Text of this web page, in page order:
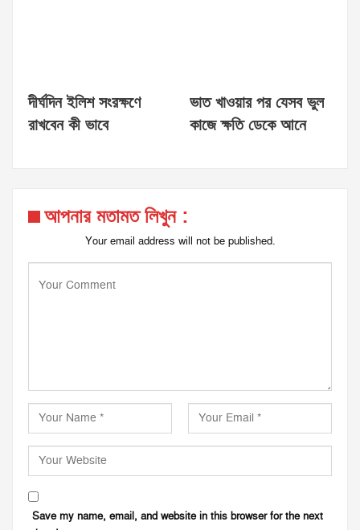
দীর্ঘদিন ইলিশ সংরক্ষণে
রাখবেন কী ভাবে
ভাত খাওয়ার পর যেসব ভুল
কাজে ক্ষতি ডেকে আনে
আপনার মতামত লিখুন :
Your email address will not be published.
Save my name, email, and website in this browser for the next